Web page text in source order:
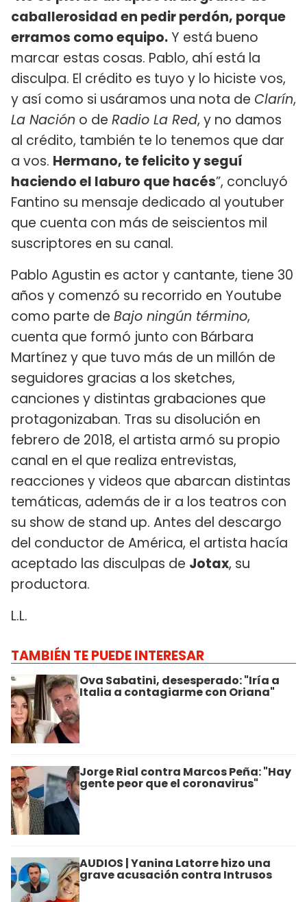
caballerosidad en pedir perdón, porque
erramos como equipo.Y está bueno
marcar estas cosas. Pablo, ahí está la
disculpa. El crédito es tuyo y lo hiciste vos,
y así como si usáramos una nota de Clarín,
La Nación o de Radio La Red, y no damos
al crédito, también te lo tenemos que dar
a vos. Hermano, te felicito y seguí
haciendo el laburo que hacés”, concluyó
Fantino su mensaje dedicado al youtuber
que cuenta con más de seiscientos mil
suscriptores en su canal.
Pablo Agustin es actor y cantante, tiene 30
años y comenzó su recorrido en Youtube
como parte de Bajo ningún término,
cuenta que formó junto con Bárbara
Martínez y que tuvo más de un millón de
seguidores gracias a los sketches,
canciones y distintas grabaciones que
protagonizaban. Tras su disolución en
febrero de 2018, el artista armó su propio
canal en el que realiza entrevistas,
reacciones y videos que abarcan distintas
temáticas, además de ir a los teatros con
su show de stand up. Antes del descargo
del conductor de América, el artista hacía
aceptado las disculpas de Jotax, su
productora.
L.L.
TAMBIÉN TE PUEDE INTERESAR
Ova Sabatini, desesperado: "Iría a
Italia a contagiarme con Oriana"
Jorge Rial contra Marcos Peña: "Hay
gente peor que el coronavirus"
AUDIOS | Yanina Latorre hizo una
grave acusación contra Intrusos